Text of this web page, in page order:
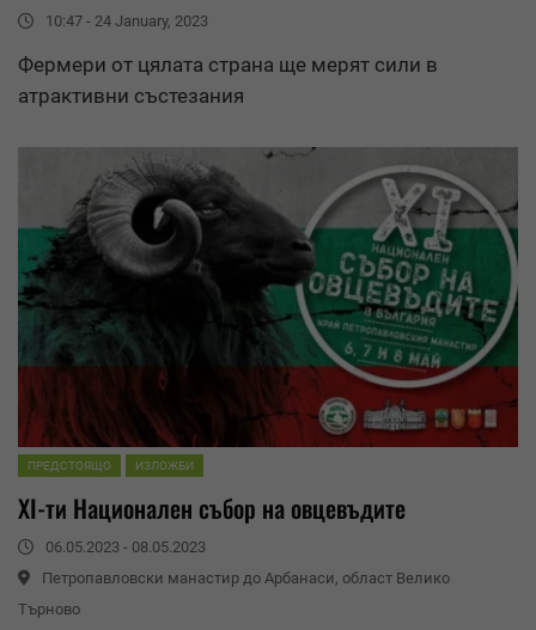
10:47 - 24 January, 2023
Фермери от цялата страна ще мерят сили в
атрактивни състезания
ПРЕДСТОЯЩО ИЗЛОЖБИ
XI-ти Национален събор на овцевъдите
06.05.2023 - 08.05.2023
Петропавловски манастир до Арбанаси, област Велико
Търново